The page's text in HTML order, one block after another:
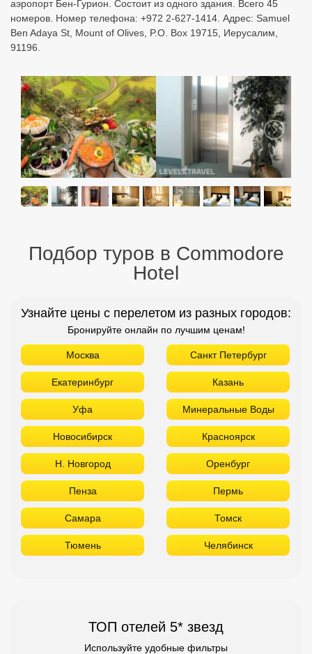
аэропорт Бен-Гурион. Состоит из одного здания. Всего 45
номеров. Номер телефона: +972 2-627-1414. Адрес: Samuel
Ben Adaya St, Mount of Olives, P.O. Box 19715, Иерусалим,
91196.
Подбор туров в Commodore
Hotel
Узнайте цены с перелетом из разных городов:
Бронируйте онлайн по лучшим ценам!
Москва Санкт Петербург
Екатеринбург Казань
Уфа Минеральные Воды
Новосибирск Красноярск
Н. Новгород Оренбург
Пенза Пермь
Самара Томск
Тюмень Челябинск
ТОП отелей 5* звезд
Используйте удобные фильтры